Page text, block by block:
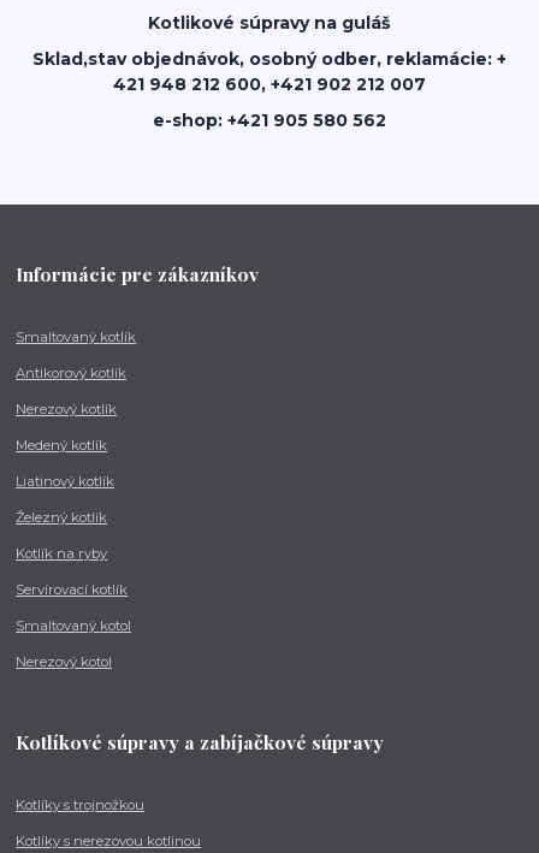
Kotlikové súpravy na guláš
Sklad,stav objednávok, osobný odber, reklamácie: +
421 948 212 600, +421 902 212 007
e-shop: +421 905 580 562
Informácie pre zákazníkov
Smaltovaný kotlík
Antikorový kotlík
Nerezový kotlík
Medený kotlík
Liatinový kotlík
Železný kotlík
Kotlík na ryby
Servírovací kotlík
Smaltovaný kotol
Nerezový kotol
Kotlíkové súpravy a zabíjačkové súpravy
Kotlíky s trojnožkou
Kotlíky s nerezovou kotlinou